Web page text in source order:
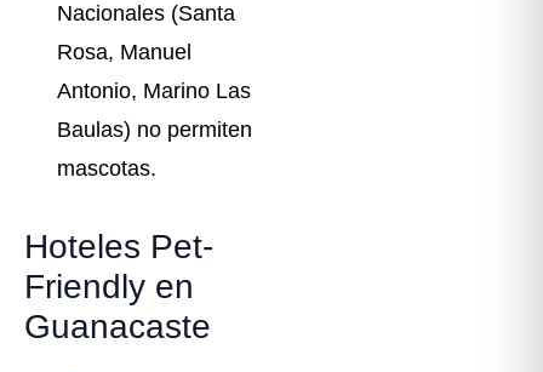
Nacionales (Santa
Rosa, Manuel
Antonio, Marino Las
Baulas) no permiten
mascotas.
Hoteles Pet-
Friendly en
Guanacaste